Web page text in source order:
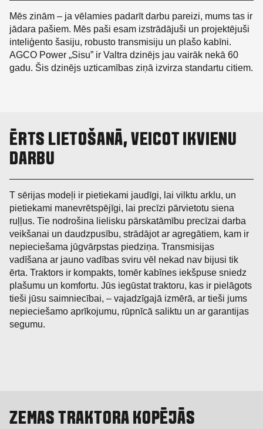
Mēs zinām – ja vēlamies padarīt darbu pareizi, mums tas ir
jādara pašiem. Mēs paši esam izstrādājuši un projektējuši
inteliģento šasiju, robusto transmisiju un plašo kabīni.
AGCO Power „Sisu” ir Valtra dzinējs jau vairāk nekā 60
gadu. Šis dzinējs uzticamības ziņā izvirza standartu citiem.
ĒRTS LIETOŠANĀ, VEICOT IKVIENU
DARBU
T sērijas modeļi ir pietiekami jaudīgi, lai vilktu arklu, un
pietiekami manevrētspējīgi, lai precīzi pārvietotu siena
ruļļus. Tie nodrošina lielisku pārskatāmību precīzai darba
veikšanai un daudzpusību, strādājot ar agregātiem, kam ir
nepieciešama jūgvārpstas piedziņa. Transmisijas
vadīšana ar jauno vadības sviru vēl nekad nav bijusi tik
ērta. Traktors ir kompakts, tomēr kabīnes iekšpuse sniedz
plašumu un komfortu. Jūs iegūstat traktoru, kas ir pielāgots
tieši jūsu saimniecībai, – vajadzīgajā izmērā, ar tieši jums
nepieciešamo aprīkojumu, rūpnīcā saliktu un ar garantijas
segumu.
ZEMAS TRAKTORA KOPĒJĀS